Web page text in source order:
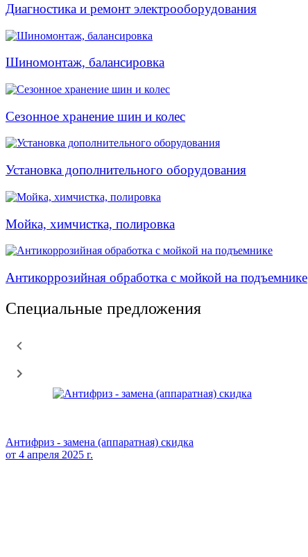
Диагностика и ремонт электрооборудования
Шиномонтаж, балансировка
Сезонное хранение шин и колес
Установка дополнительного оборудования
Мойка, химчистка, полировка
Антикоррозийная обработка с мойкой на подъемнике
Специальные предложения
Антифриз - замена (аппаратная) скидка
от 4 апреля 2025 г.